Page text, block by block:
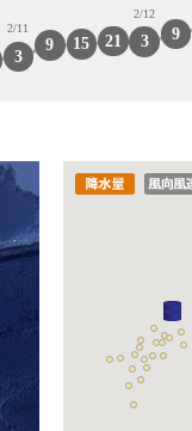
3
2/11
9 15 21 3
2/12
9